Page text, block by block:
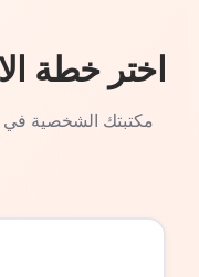
اختر خطة
مكتبتك الشخصية في